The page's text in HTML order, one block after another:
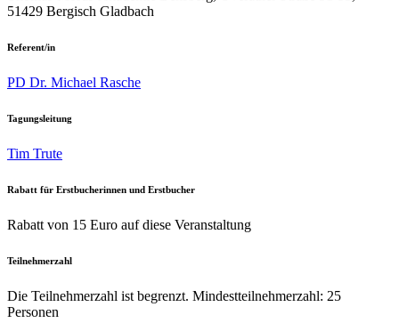
51429 Bergisch Gladbach
Referent/in
PD Dr. Michael Rasche
Tagungsleitung
Tim Trute
Rabatt für Erstbucherinnen und Erstbucher
Rabatt von 15 Euro auf diese Veranstaltung
Teilnehmerzahl
Die Teilnehmerzahl ist begrenzt. Mindestteilnehmerzahl: 25
Personen